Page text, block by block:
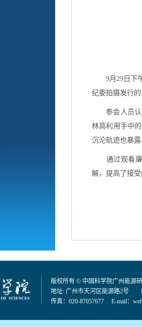
9月29 日
下
纪委拍摄发行
参会人员
林高利用手中
沉沦轨迹也暴
通过观看
解，提高了接
版权所有 © 中国科学院广州能源
地址: 广州市天河区能源路2号
传真：020-87057677 E-mail：